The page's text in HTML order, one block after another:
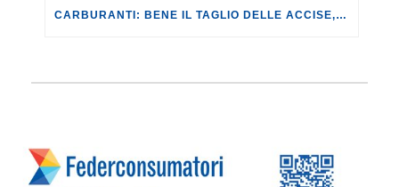
CARBURANTI: BENE IL TAGLIO DELLE ACCISE, CON UN RISPARMIO DI 14,60 EURO AD AUTOMOBILISTA IN 20 GIORNI. MA NON BASTA!